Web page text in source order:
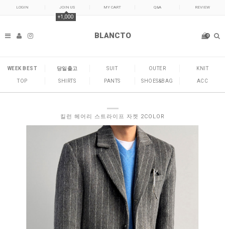
LOGIN JOIN US
+1,000
MY CART Q&A REVIEW
BLANCTO 0
WEEK BEST 당일출고 SUIT OUTER KNIT
TOP SHIRTS PANTS SHOES&BAG ACC
킬런 헤어리 스트라이프 자켓 2COLOR